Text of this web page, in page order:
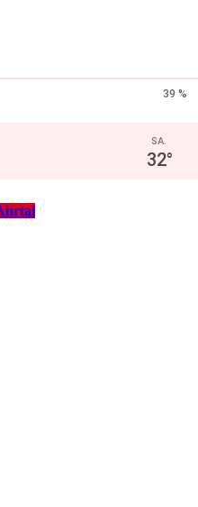
39 %
SA.
32°